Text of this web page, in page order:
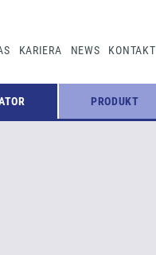
KARIERA NEWS KONTAKT
PRODUKT